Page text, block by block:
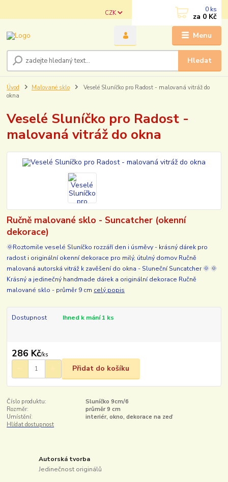
Menu
CZK
Hledat
0 ks
za 0 Kč
Úvod Malované sklo
Veselé Sluníčko pro Radost - malovaná vitráž do
okna
Veselé Sluníčko pro Radost -
malovaná vitráž do okna
Ručně malované sklo - Suncatcher (okenní
dekorace)
🌞Roztomile veselé Sluníčko rozzáří den i úsměvy - krásný dárek pro
radost i originální okenní dekorace pro milý, útulný domov Ručně
malovaná autorská vitráž k zavěšení do okna - Sluneční Suncatcher 🌞 🌞
Krásný a jedinečný handmade dárek a originální dekorace Ručně
malované sklo - průměr 9 cm celý popis
Dostupnost Ihned k mání 1 ks
286 Kč/ks
Přidat do košíku
Číslo produktu:
Sluníčko 9cm/6
Rozměr:
průměr 9 cm
Umístění:
interiér, okno, dekorace na zeď
Hlídat dostupnost
Autorská tvorba
Jedinečnost originálů